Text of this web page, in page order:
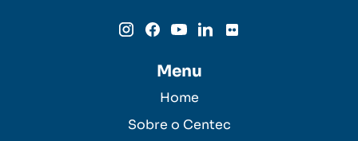
Menu
Home
Sobre o Centec